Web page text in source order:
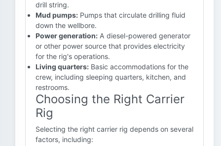
drill string.
Mud pumps: Pumps that circulate drilling fluid
down the wellbore.
Power generation: A diesel-powered generator
or other power source that provides electricity
for the rig's operations.
Living quarters: Basic accommodations for the
crew, including sleeping quarters, kitchen, and
restrooms.
Choosing the Right Carrier
Rig
Selecting the right carrier rig depends on several
factors, including: